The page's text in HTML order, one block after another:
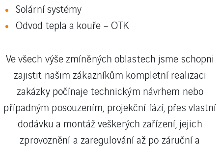
Solární systémy
Odvod tepla a kouře – OTK
Ve všech výše zmíněných oblastech jsme schopni
zajistit našim zákazníkům kompletní realizaci
zakázky počínaje technickým návrhem nebo
případným posouzením, projekční fází, přes vlastní
dodávku a montáž veškerých zařízení, jejich
zprovoznění a zaregulování až po záruční a